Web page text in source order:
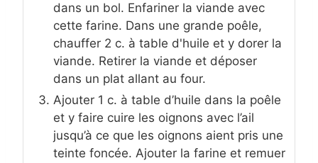
dans un bol. Enfariner la viande avec
cette farine. Dans une grande poêle,
chauffer 2 c. à table d'huile et y dorer la
viande. Retirer la viande et déposer
dans un plat allant au four.
Ajouter 1 c. à table d’huile dans la poêle
et y faire cuire les oignons avec l’ail
jusqu’à ce que les oignons aient pris une
teinte foncée. Ajouter la farine et remuer